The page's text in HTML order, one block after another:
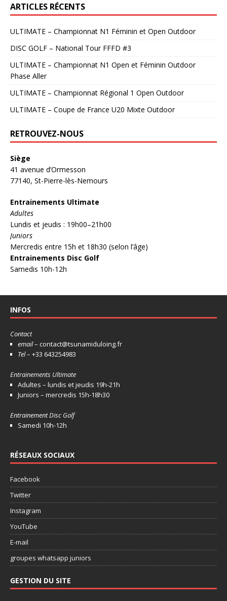
i
c
ARTICLES RÉCENTS
ULTIMATE – Championnat N1 Féminin et Open Outdoor
DISC GOLF – National Tour FFFD #3
ULTIMATE – Championnat N1 Open et Féminin Outdoor
Phase Aller
ULTIMATE – Championnat Régional 1 Open Outdoor
ULTIMATE – Coupe de France U20 Mixte Outdoor
RETROUVEZ-NOUS
Siège
41 avenue d’Ormesson
77140, St-Pierre-lès-Nemours
Entrainements Ultimate
Adultes
Lundis et jeudis : 19h00–21h00
Juniors
Mercredis entre 15h et 18h30 (selon l’âge)
Entrainements Disc Golf
Samedis 10h-12h
INFOS
Contact
email– contact@tsunamiduloing.fr
Tel– +33 643254983
Entrainements Ultimate
Adultes – lundis et jeudis 19h-21h
Juniors – mercredis 15h-18h30
Entrainement Disc Golf
Samedi 10h-12h
RÉSEAUX SOCIAUX
Facebook
Twitter
Instagram
YouTube
E-mail
groupes whatsapp juniors
GESTION DU SITE